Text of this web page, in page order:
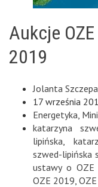
Aukcje
2019
Jolanta
17 września
Energetyka
katarzyna
lipińska ,
szwed-lipińska
ustawy o OZE
OZE 2019